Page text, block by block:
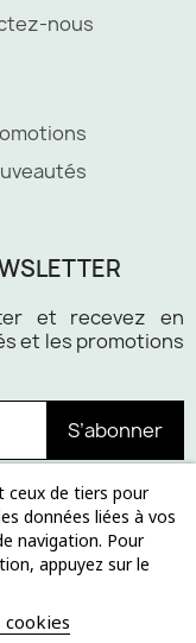
nous
et recevez en
et les promotions
S’abonner
100% sécurisé
ceux de tiers pour
données liées à vos
navigation. Pour
appuyez sur le
cookies